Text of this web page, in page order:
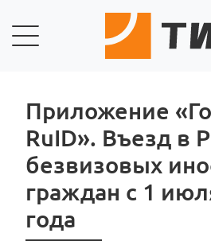
Приложение
RuID». Въезд в
безвизовых
граждан с 1
года